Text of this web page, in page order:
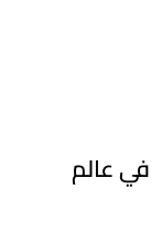
في عالم